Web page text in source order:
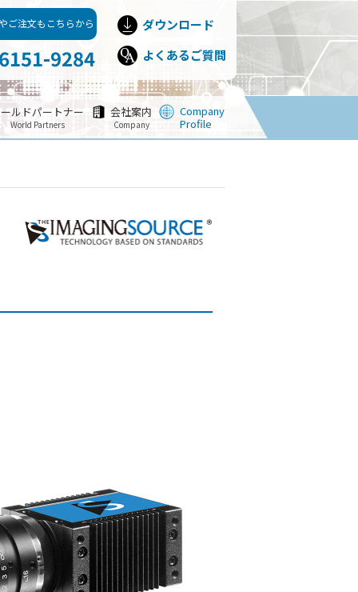
ご注文もこちらから
9284
ダウンロード
よくあるご質問
ルドパートナー
World Partners
会社案内
Company
Company
Profile